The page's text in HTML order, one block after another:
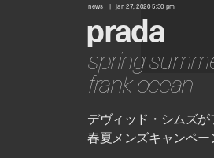
news jan 27, 2020 5:30 pm
prada
spring
frank ocean
デヴィッド・シムズ
春夏メンズキャンペ